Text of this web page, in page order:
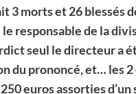
3 morts et 26 blessés
responsable de la
seul le directeur a
du prononcé, et… les
euros assorties d’un